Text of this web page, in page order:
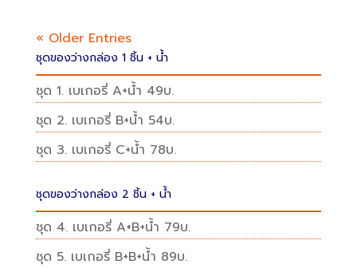
« Older Entries
ชุดของว่างกล่อง 1 ชิ้น + น้ำ
ชุด 1. เบเกอรี่ A+น้ำ 49บ.
ชุด 2. เบเกอรี่ B+น้ำ 54บ.
ชุด 3. เบเกอรี่ C+น้ำ 78บ.
ชุดของว่างกล่อง 2 ชิ้น + น้ำ
ชุด 4. เบเกอรี่ A+B+น้ำ 79บ.
ชุด 5. เบเกอรี่ B+B+น้ำ 89บ.